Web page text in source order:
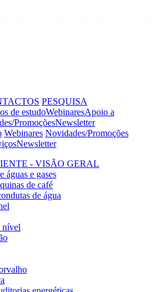
PESQUISA
de estudoWebinaresApoio a
PromoçõesNewsletter
Webinares Novidades/Promoções
Newsletter
- VISÃO GERAL
águas e gases
de café
de água
nível